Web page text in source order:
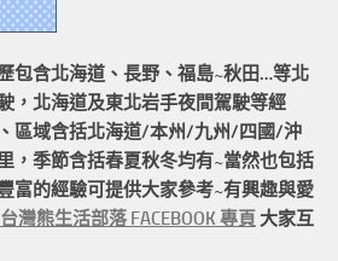
包含北海道、長野、福島~秋田…等北
，北海道及東北岩手夜間駕駛等經
區域含括北海道/本州/九州/四國/沖
，季節含括春夏秋冬均有~當然也包括
富的經驗可提供大家參考~有興趣與愛
台灣熊生活部落 FACEBOOK 專頁 大家互